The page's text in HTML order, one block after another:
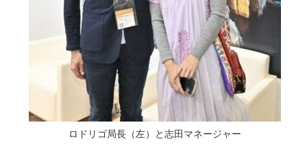
ロドリゴ局長（左）と志田マネージャー